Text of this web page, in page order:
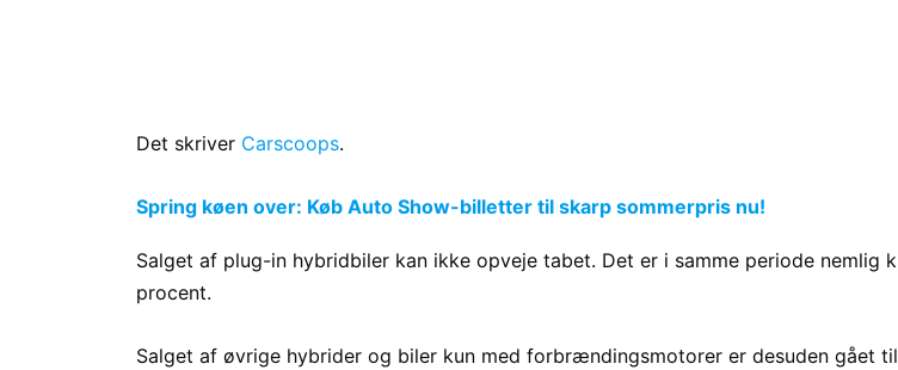
Det skriver Carscoops.
Spring køen over: Køb Auto Show-billetter til skarp sommerpris nu!
Salget af plug-in hybridbiler kan ikke opveje tabet. Det er i samme periode nemlig
procent.
Salget af øvrige hybrider og biler kun med forbrændingsmotorer er desuden gået